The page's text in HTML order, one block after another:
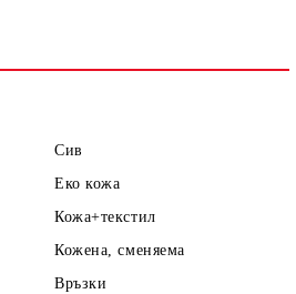
Сив
Еко кожа
Кожа+текстил
Кожена, сменяема
Връзки